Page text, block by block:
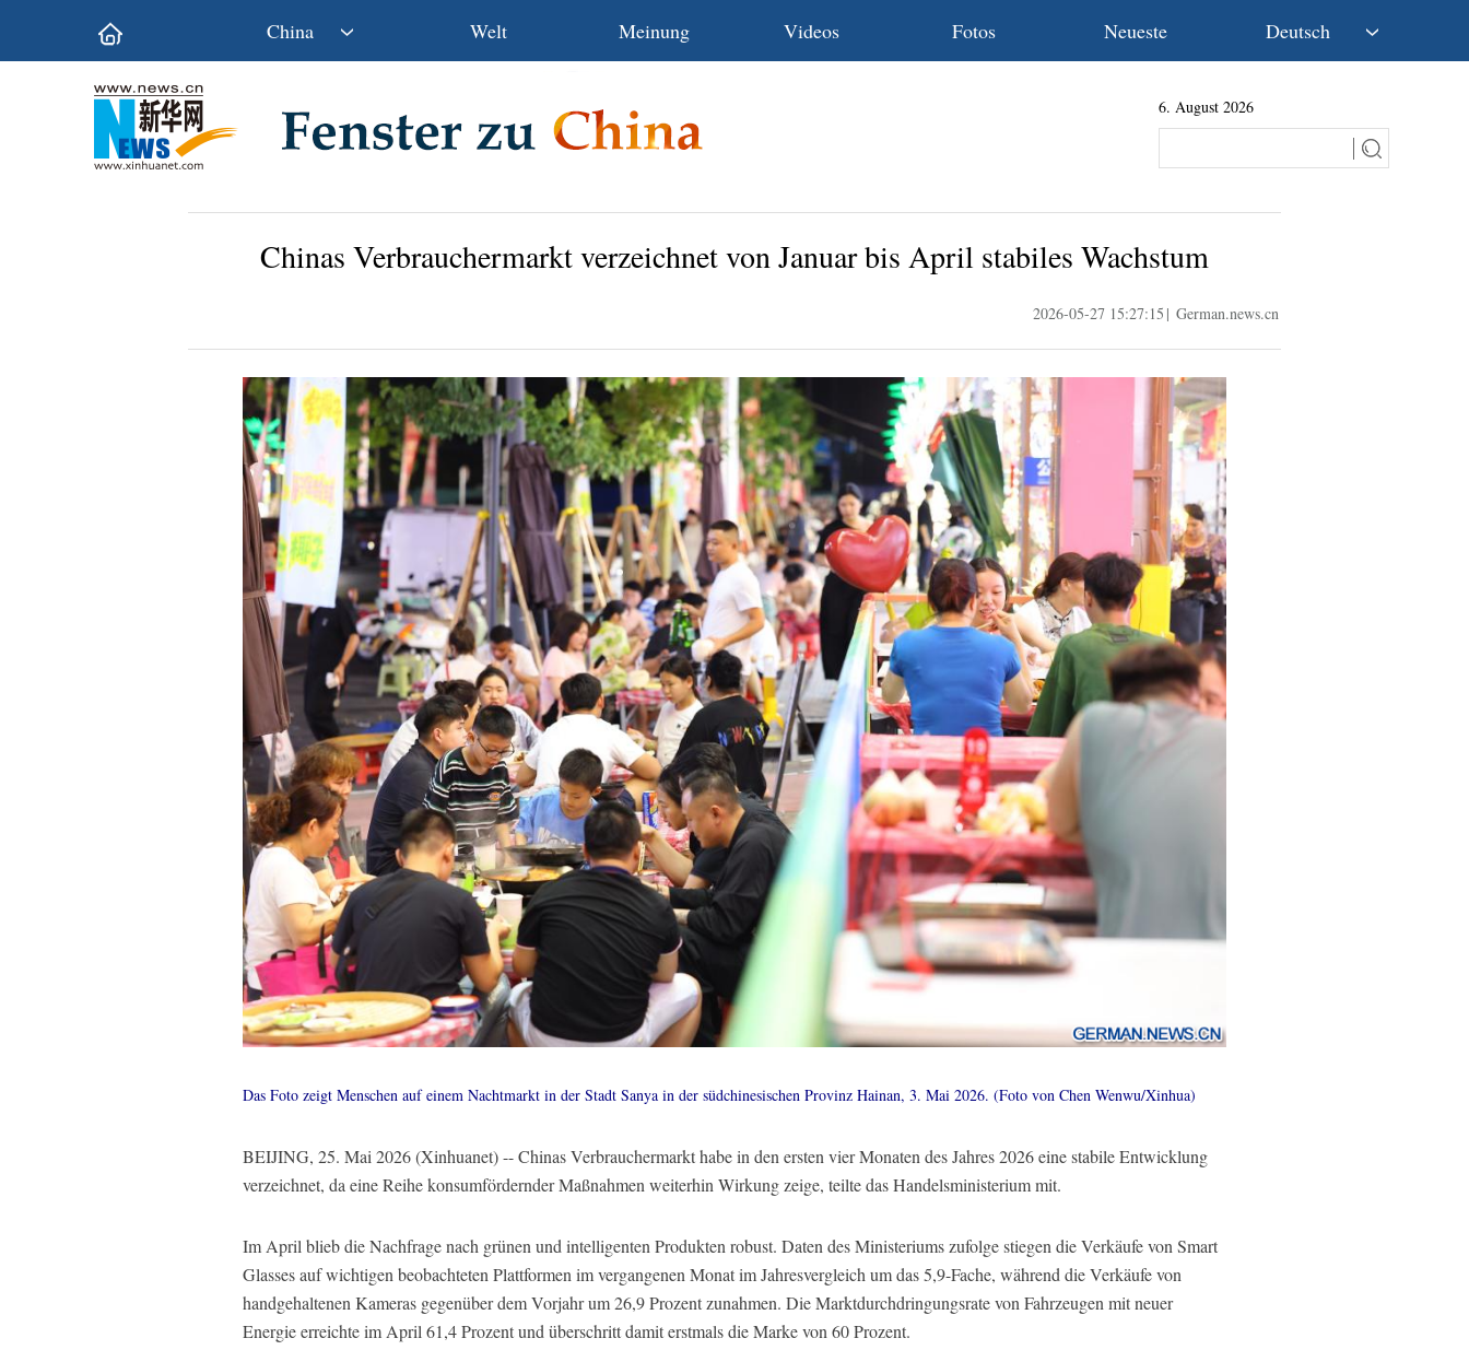
China
Wirtschaft
Kultur&Reise
Welt Meinung Videos Fotos Neueste Deutsch
Français
6. August 2026
Chinas Verbrauchermarkt verzeichnet von Januar bis April stabiles Wachstum
2026-05-27 15:27:15 | German.news.cn
Das Foto zeigt Menschen auf einem Nachtmarkt in der Stadt Sanya in der südchinesischen Provinz Hainan, 3. Mai 2026. (Foto von Chen Wenwu/Xinhua)
BEIJING, 25. Mai 2026 (Xinhuanet) -- Chinas Verbrauchermarkt habe in den ersten vier Monaten des Jahres 2026 eine stabile Entwicklung
verzeichnet, da eine Reihe konsumfördernder Maßnahmen weiterhin Wirkung zeige, teilte das Handelsministerium mit.
Im April blieb die Nachfrage nach grünen und intelligenten Produkten robust. Daten des Ministeriums zufolge stiegen die Verkäufe von Smart
Glasses auf wichtigen beobachteten Plattformen im vergangenen Monat im Jahresvergleich um das 5,9-Fache, während die Verkäufe von
handgehaltenen Kameras gegenüber dem Vorjahr um 26,9 Prozent zunahmen. Die Marktdurchdringungsrate von Fahrzeugen mit neuer
Energie erreichte im April 61,4 Prozent und überschritt damit erstmals die Marke von 60 Prozent.